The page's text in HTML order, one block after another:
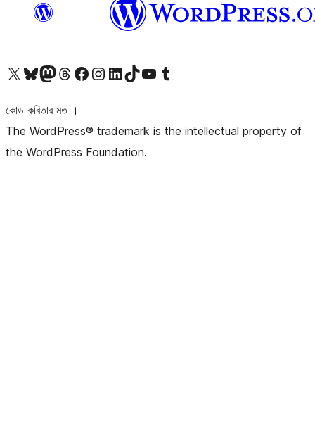
আমাদের X (আগের টুইটার) অ্যাকাউন্টে যানআমাদের Bluesky অ্যাকাউন্টটি দেখুনআমাদের মাস্টোডন অ্যাকাউন্টটি দেখুনআমাদের থ্রেডস অ্যাকাউন্টটি দেখুনআমাদের ফেসবুক পেজ দেখুনআমাদের ইন্সটাগ্রাম অ্যাকাউন্ট দেখুনআমাদের লিঙ্কডইন অ্যাকাউন্টে যানআমাদের TikTok অ্যাকাউন্টটি দেখুনআমাদের ইউটিউব চ্যানেলে যান আমাদের টাম্বলার অ্যাকাউন্ট দেখুন
কোড কবিতার মত ।
The WordPress® trademark is the intellectual property of
the WordPress Foundation.